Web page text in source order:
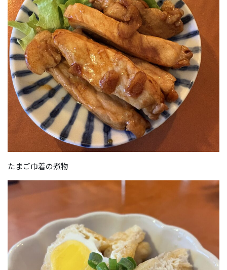
たまご巾着の煮物